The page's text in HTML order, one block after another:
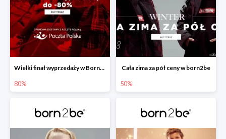
Wielki finał wyprzedaży w Born2be -80%
80%
Cała zima za pół ceny w born2be
50%